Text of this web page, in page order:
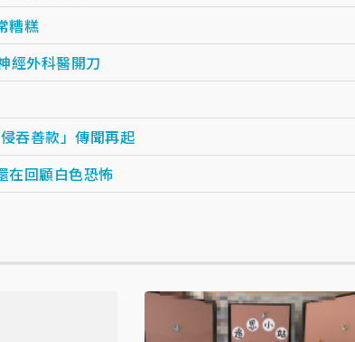
糟糕
經外科醫開刀
吞善款」傳聞再起
回顧白色恐怖